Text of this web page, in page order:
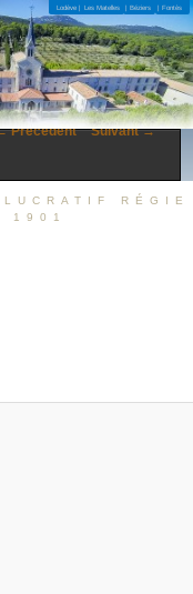
4 Sites Lodève | Les Matelles | Béziers | Fontès
RÉGIE
1901
Précédent Suivant →